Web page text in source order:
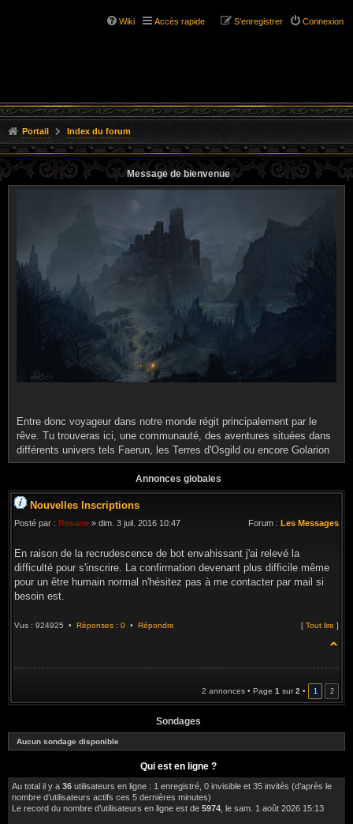
Wiki Accès rapide Connexion
S’enregistrer
Portail Index du forum
Message de bienvenue
Entre donc voyageur dans notre monde régit principalement par le
rêve. Tu trouveras ici, une communauté, des aventures situées dans
différents univers tels Faerun, les Terres d'Osgild ou encore Golarion
Annonces globales
Nouvelles Inscriptions
Posté par : Resane » dim. 3 juil. 2016 10:47 Forum : Les Messages
En raison de la recrudescence de bot envahissant j'ai relevé la
difficulté pour s'inscrire. La confirmation devenant plus difficile même
pour un être humain normal n'hésitez pas à me contacter par mail si
besoin est.
Vus : 924925 • Réponses : 0 • Répondre [ Tout lire ]
2 annonces • Page 1 sur2 • 1 2
Sondages
Aucun sondage disponible
Qui est en ligne ?
Au total il y a 36 utilisateurs en ligne : 1 enregistré, 0 invisible et 35 invités (d’après le
nombre d’utilisateurs actifs ces 5 dernières minutes)
Le record du nombre d’utilisateurs en ligne est de 5974 , le sam. 1 août 2026 15:13